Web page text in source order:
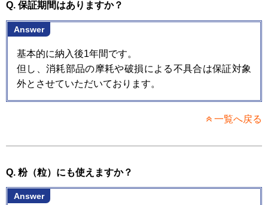
Q. 保証期間はありますか？
Answer
基本的に納入後1年間です。
但し、消耗部品の摩耗や破損による不具合は保証対象
外とさせていただいております。
一覧へ戻る
Q. 粉（粒）にも使えますか？
Answer